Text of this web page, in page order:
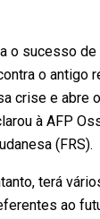
o sucesso
o antigo
crise e abre
à AFP
(FRS).
terá
ao